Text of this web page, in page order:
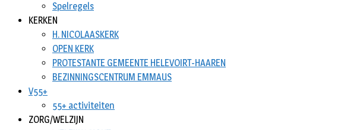
Spelregels
KERKEN
H. NICOLAASKERK
OPEN KERK
PROTESTANTE GEMEENTE HELEVOIRT-HAAREN
BEZINNINGSCENTRUM EMMAUS
V55+
55+ activiteiten
ZORG/WELZIJN